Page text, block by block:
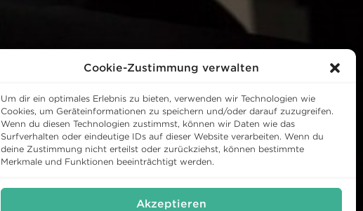
Cookie-Zustimmung verwalten
Um dir ein optimales Erlebnis zu bieten, verwenden wir Technologien wie
Cookies, um Geräteinformationen zu speichern und/oder darauf zuzugreifen.
Wenn du diesen Technologien zustimmst, können wir Daten wie das
Surfverhalten oder eindeutige IDs auf dieser Website verarbeiten. Wenn du
deine Zustimmung nicht erteilst oder zurückziehst, können bestimmte
Merkmale und Funktionen beeinträchtigt werden.
Akzeptieren